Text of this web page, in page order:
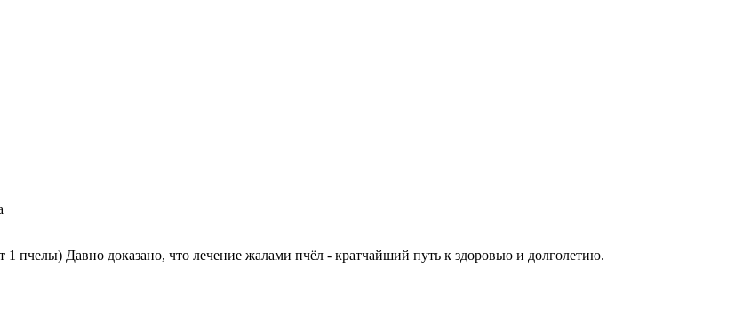
Давно доказано, что лечение жалами пчёл - кратчайший путь к здоровью и долголетию.